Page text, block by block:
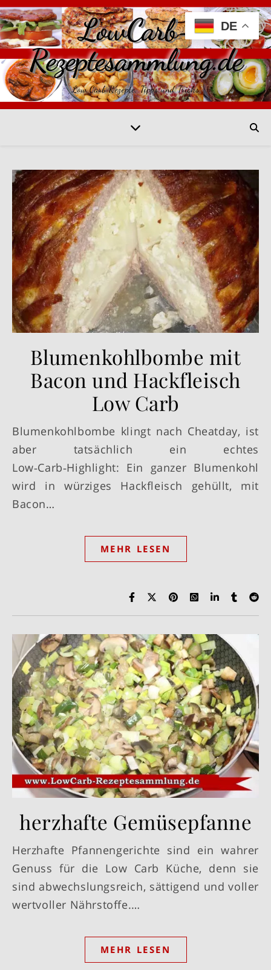
LowCarb-
Rezeptesammlung.de
Low Carb Rezepte, Tipps und Tricks
Blumenkohlbombe mit
Bacon und Hackfleisch
Low Carb
Blumenkohlbombe klingt nach Cheatday, ist
aber tatsächlich ein echtes
Low‑Carb‑Highlight: Ein ganzer Blumenkohl
wird in würziges Hackfleisch gehüllt, mit
Bacon…
MEHR LESEN
herzhafte Gemüsepfanne
Herzhafte Pfannengerichte sind ein wahrer
Genuss für die Low Carb Küche, denn sie
sind abwechslungsreich, sättigend und voller
wertvoller Nährstoffe.…
MEHR LESEN
DE